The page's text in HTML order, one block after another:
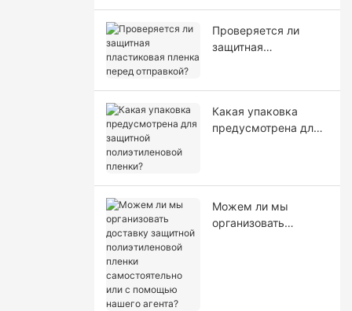
Проверяется ли
защитная
Какая упаковка
предусмотрена для
Можем ли мы
организовать